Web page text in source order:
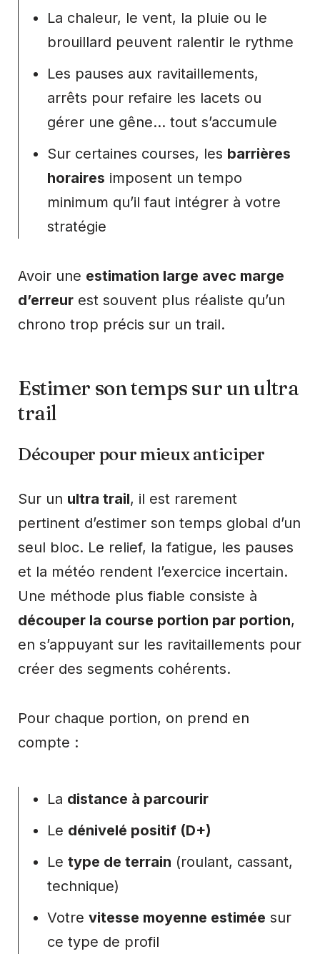
La chaleur, le vent, la pluie ou le
brouillard peuvent ralentir le rythme
Les pauses aux ravitaillements,
arrêts pour refaire les lacets ou
gérer une gêne… tout s’accumule
Sur certaines courses, les barrières
horaires imposent un tempo
minimum qu’il faut intégrer à votre
stratégie
Avoir une estimation large avec marge
d’erreur est souvent plus réaliste qu’un
chrono trop précis sur un trail.
Estimer son temps sur un ultra
trail
Découper pour mieux anticiper
Sur un ultra trail, il est rarement
pertinent d’estimer son temps global d’un
seul bloc. Le relief, la fatigue, les pauses
et la météo rendent l’exercice incertain.
Une méthode plus fiable consiste à
découper la course portion par portion,
en s’appuyant sur les ravitaillements pour
créer des segments cohérents.
Pour chaque portion, on prend en
compte :
La distance à parcourir
Le dénivelé positif (D+)
Le type de terrain (roulant, cassant,
technique)
Votre vitesse moyenne estimée sur
ce type de profil